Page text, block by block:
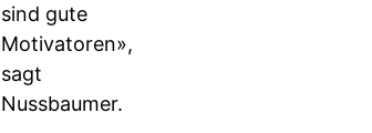
sind gute
Motivatoren»,
sagt
Nussbaumer.